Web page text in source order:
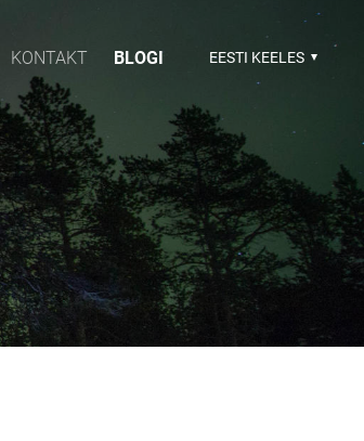
KONTAKT BLOGI EESTI KEELES